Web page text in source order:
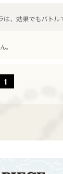
、効果でもバトル
。
1